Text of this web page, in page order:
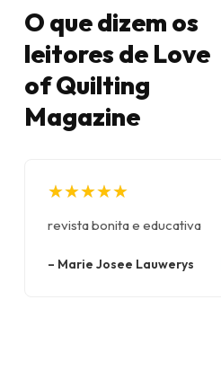
O que dizem os
leitores de Love
of Quilting
Magazine
★
★★
★★
★★
★★
★
revista bonita e educativa
– Marie Josee Lauwerys